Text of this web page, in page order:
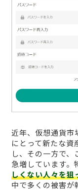
近年、仮想通貨市
にとって新たな資
し、その一方で
急増しています。
しくない人々を狙
中で多くの被害が